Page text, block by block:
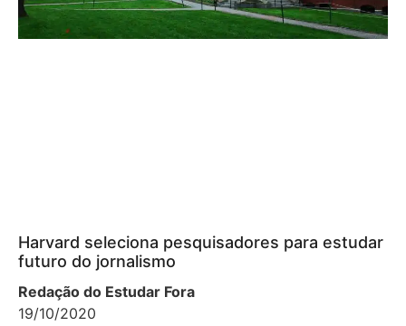
Harvard seleciona pesquisadores para estudar
futuro do jornalismo
Redação do Estudar Fora
19/10/2020